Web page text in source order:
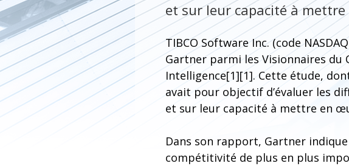
et sur leur capacité à
TIBCO Software Inc. (code
Gartner parmi les Visionnaires du
Intelligence[1][1]. Cette étude,
avait pour objectif d’évaluer les
et sur leur capacité à mettre en
Dans son rapport, Gartner
compétitivité de plus en plus